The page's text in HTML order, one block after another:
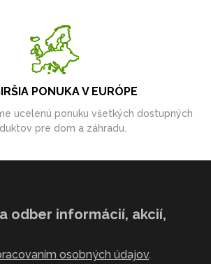
PONUKA V EURÓPE
ucelenú ponuku všetkých dostupných
pre dom a záhradu.
odber informácií, akcií,
osobných údajov.